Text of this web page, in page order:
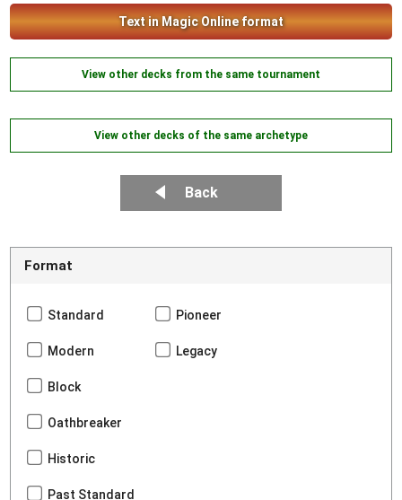
Text in Magic Online format
View other decks from the same tournament
View other decks of the same archetype
Back
Format
Standard Pioneer
Modern Legacy
Block
Oathbreaker
Historic
Past Standard